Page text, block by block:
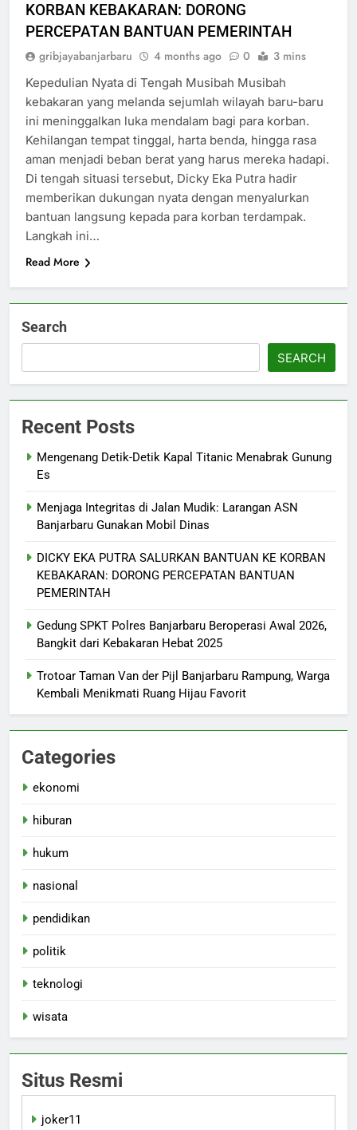
KORBAN KEBAKARAN: DORONG
PERCEPATAN BANTUAN PEMERINTAH
gribjayabanjarbaru 4 months ago 0 3 mins
Kepedulian Nyata di Tengah Musibah Musibah
kebakaran yang melanda sejumlah wilayah baru-baru
ini meninggalkan luka mendalam bagi para korban.
Kehilangan tempat tinggal, harta benda, hingga rasa
aman menjadi beban berat yang harus mereka hadapi.
Di tengah situasi tersebut, Dicky Eka Putra hadir
memberikan dukungan nyata dengan menyalurkan
bantuan langsung kepada para korban terdampak.
Langkah ini…
Read More
Search
SEARCH
Recent Posts
Mengenang Detik-Detik Kapal Titanic Menabrak Gunung
Es
Menjaga Integritas di Jalan Mudik: Larangan ASN
Banjarbaru Gunakan Mobil Dinas
DICKY EKA PUTRA SALURKAN BANTUAN KE KORBAN
KEBAKARAN: DORONG PERCEPATAN BANTUAN
PEMERINTAH
Gedung SPKT Polres Banjarbaru Beroperasi Awal 2026,
Bangkit dari Kebakaran Hebat 2025
Trotoar Taman Van der Pijl Banjarbaru Rampung, Warga
Kembali Menikmati Ruang Hijau Favorit
Categories
ekonomi
hiburan
hukum
nasional
pendidikan
politik
teknologi
wisata
Situs Resmi
joker11